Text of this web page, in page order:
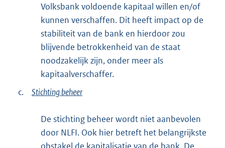
Volksbank voldoende kapitaal willen en/of
kunnen verschaffen. Dit heeft impact op de
stabiliteit van de bank en hierdoor zou
blijvende betrokkenheid van de staat
noodzakelijk zijn, onder meer als
kapitaalverschaffer.
c.
Stichting beheer
De stichting beheer wordt niet aanbevolen
door NLFI. Ook hier betreft het belangrijkste